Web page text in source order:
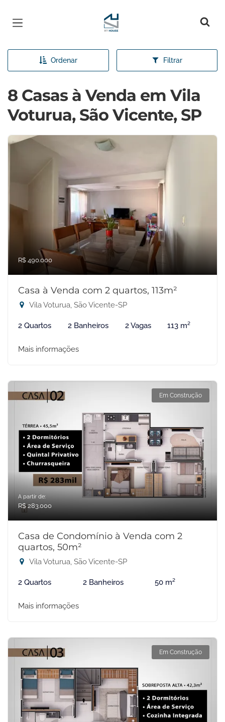
Página inicial
Ordenar Filtrar
8 Casas à Venda em Vila
Voturua, São Vicente, SP
R$ 490.000
Casa à Venda com 2 quartos, 113m²
Vila Voturua, São Vicente-SP
2 Quartos 2 Banheiros 2 Vagas 113 m²
Mais informações
Em Construção
A partir de:
R$ 283.000
Casa de Condomínio à Venda com 2
quartos, 50m²
Vila Voturua, São Vicente-SP
2 Quartos 2 Banheiros 50 m²
Mais informações
Em Construção